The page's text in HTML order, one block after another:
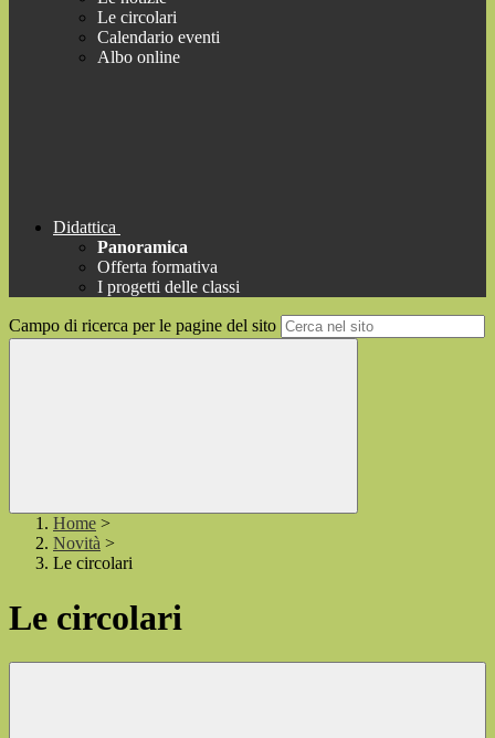
Le circolari
Calendario eventi
Albo online
Didattica
Panoramica
Offerta formativa
I progetti delle classi
Campo di ricerca per le pagine del sito
Home >
Novità >
Le circolari
Le circolari